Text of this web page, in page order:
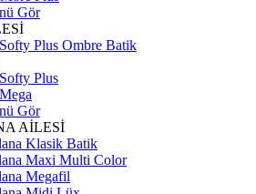
Gör
Plus Ombre Batik
Plus
Gör
AİLESİ
Klasik Batik
Maxi Multi Color
Megafil